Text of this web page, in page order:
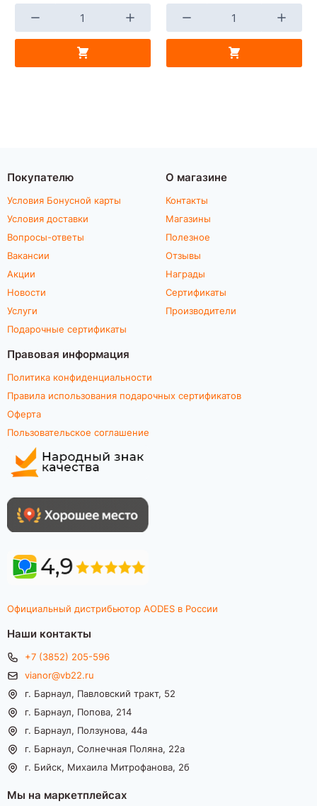
Покупателю
Условия Бонусной карты
Условия доставки
Вопросы-ответы
Вакансии
Акции
Новости
Услуги
Подарочные сертификаты
О магазине
Контакты
Магазины
Полезное
Отзывы
Награды
Сертификаты
Производители
Правовая информация
Политика конфиденциальности
Правила использования подарочных сертификатов
Оферта
Пользовательское соглашение
Официальный дистрибьютор AODES в России
Наши контакты
+7 (3852) 205-596
vianor@vb22.ru
г. Барнаул, Павловский тракт, 52
г. Барнаул, Попова, 214
г. Барнаул, Ползунова, 44а
г. Барнаул, Солнечная Поляна, 22а
г. Бийск, Михаила Митрофанова, 2б
Мы на маркетплейсах